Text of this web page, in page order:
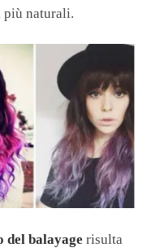
più naturali.
del balayage risulta